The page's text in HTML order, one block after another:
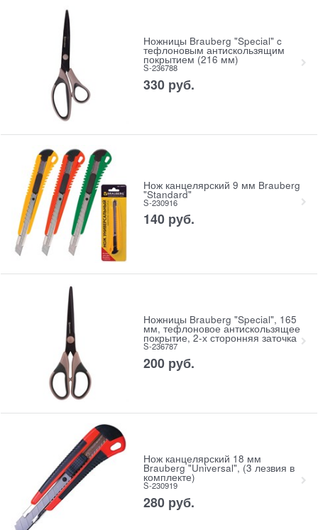
Ножницы Brauberg "Special" c
тефлоновым антискользящим
покрытием (216 мм)
S-236788
330 руб.
Нож канцелярский 9 мм Brauberg
"Standard"
S-230916
140 руб.
Ножницы Brauberg "Special", 165
мм, тефлоновое антискользящее
покрытие, 2-х сторонняя заточка
S-236787
200 руб.
Нож канцелярский 18 мм
Brauberg "Universal", (3 лезвия в
комплекте)
S-230919
280 руб.